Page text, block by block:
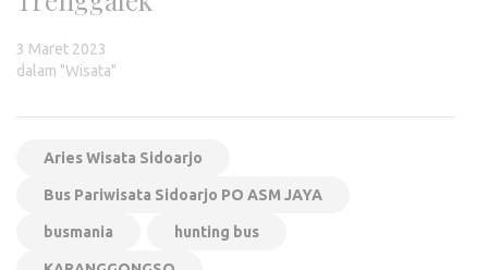
3 Maret 2023
dalam "Wisata"
Aries Wisata Sidoarjo
Bus Pariwisata Sidoarjo PO ASM JAYA
busmania hunting bus